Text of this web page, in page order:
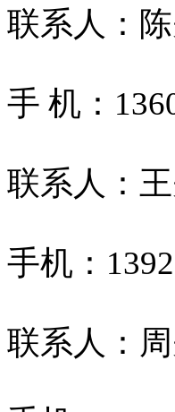
联系人：
手 机：
联系人：
手机：
联系人：